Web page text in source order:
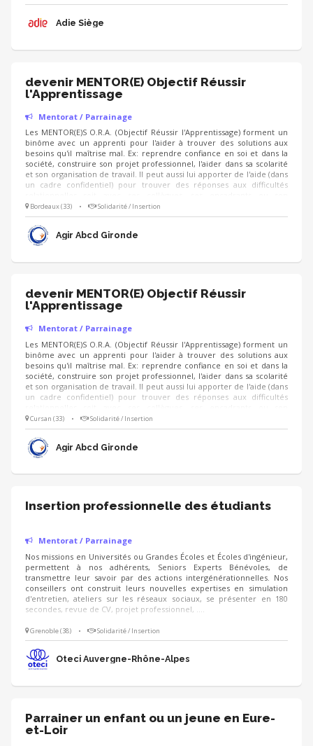
Adie Siège
devenir MENTOR(E) Objectif Réussir
l'Apprentissage
Mentorat / Parrainage
Les MENTOR(E)S O.R.A. (Objectif Réussir l'Apprentissage) forment un
binôme avec un apprenti pour l'aider à trouver des solutions aux
besoins qu'il maîtrise mal. Ex: reprendre confiance en soi et dans la
société, construire son projet professionnel, l'aider dans sa scolarité
et son organisation de travail. Il peut aussi lui apporter de l'aide (dans
un cadre confidentiel) pour trouver des réponses aux difficultés
employeur. Le mentor(e) peut l'accompagner pour retrouver un
contrat en cas de changement d'orientation. Publics visés: Tous des
Apprentis jusqu'à 29 ans (CFA/GRETA) concernés par une
problématique qu'il souhaite traiter.
Bordeaux (33) • Solidarité / Insertion
Agir Abcd Gironde
devenir MENTOR(E) Objectif Réussir
l'Apprentissage
Mentorat / Parrainage
Les MENTOR(E)S O.R.A. (Objectif Réussir l'Apprentissage) forment un
binôme avec un apprenti pour l'aider à trouver des solutions aux
besoins qu'il maîtrise mal. Ex: reprendre confiance en soi et dans la
société, construire son projet professionnel, l'aider dans sa scolarité
et son organisation de travail. Il peut aussi lui apporter de l'aide (dans
un cadre confidentiel) pour trouver des réponses aux difficultés
employeur. Le mentor(e) peut l'accompagner pour retrouver un
contrat en cas de changement d'orientation. Publics visés: Tous des
Apprentis jusqu'à 29 ans (CFA/GRETA) concernés par une
problématique qu'il souhaite traiter.
Cursan (33) • Solidarité / Insertion
Agir Abcd Gironde
Insertion professionnelle des étudiants
Mentorat / Parrainage
Nos missions en Universités ou Grandes Écoles et Écoles d'ingénieur,
permettent à nos adhérents, Seniors Experts Bénévoles, de
transmettre leur savoir par des actions intergénérationnelles. Nos
conseillers ont construit leurs nouvelles expertises en simulation
d'entretien, ateliers sur les réseaux sociaux, se présenter en 180
secondes, revue de CV, projet professionnel, ....
Grenoble (38) • Solidarité / Insertion
Oteci Auvergne-Rhône-Alpes
Parrainer un enfant ou un jeune en Eure-
et-Loir